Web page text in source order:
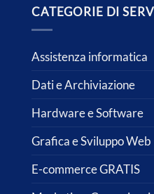
CATEGORIE DI
Assistenza informatica
Dati e Archiviazione
Hardware e Software
Grafica e Sviluppo Web
E-commerce GRATIS